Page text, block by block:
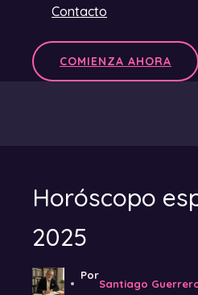
Contacto
COMIENZA AHORA
Horóscopo
2025
Por
Santiago